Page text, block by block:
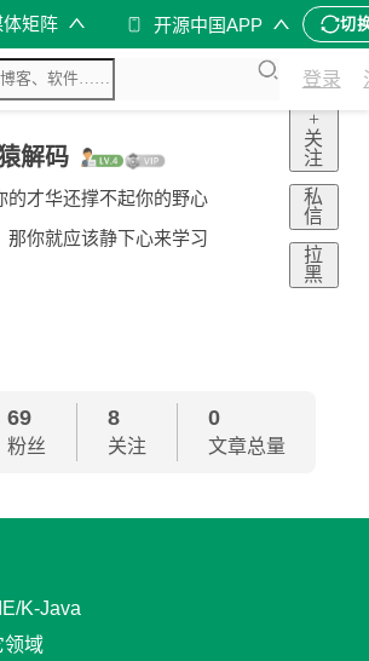
体矩阵 开源中国APP 切
登录
解码
的才华还撑不起你的野心
那你就应该静下心来学习
+
关
注
私
信
拉
黑
69
粉丝
8
关注
0
文章总量
K-Java
领域